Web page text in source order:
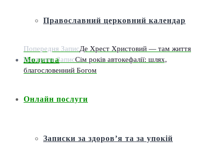
Православний церковний календар
Молитва
Онлайн послуги
Записки за здоров’я та за упокій
Попередня ЗаписДе Хрест Христовий — там життя
Наступна ЗаписСім років автокефалії: шлях,
благословенний Богом